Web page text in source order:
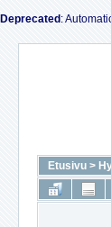
Deprecated :
Etusivu >